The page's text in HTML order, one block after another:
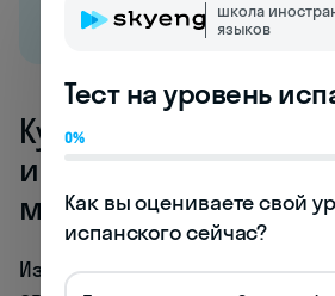
Культурные
извинений в
мире
Извинения в испаноязычных
школа
языков
Тест на уровень
0%
Как вы оцениваете свой
испанского сейчас?